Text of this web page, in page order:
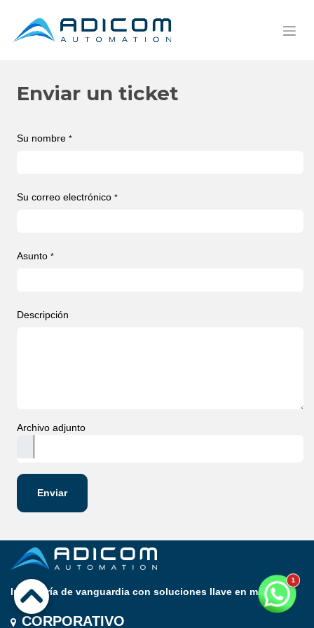
Enviar un ticket
Su nombre *
Su correo electrónico *
Asunto *
Descripción
Archivo adjunto
Enviar
Ingeniería de vanguardia con soluciones llave en mano
CORPORATIVO